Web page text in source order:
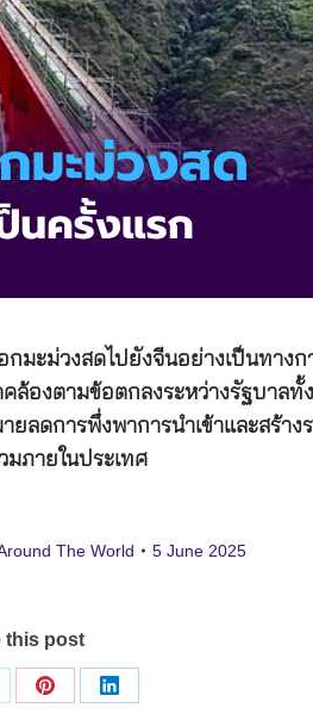
มะม่วงสดไปยังจีนอย่างเป็นทา
ล้องตามข้อตกลงระหว่างรัฐบาล
ดการพึ่งพาการนำเข้าและสร้าง
ภายในประเทศ
The World 5 June 2025
this post
Share
Share